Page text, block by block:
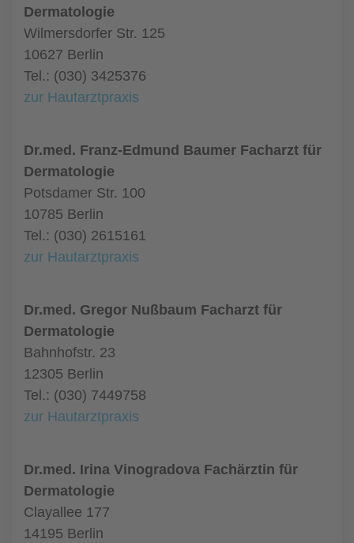
Dermatologie
Wilmersdorfer Str. 125
10627 Berlin
Tel.: (030) 3425376
zur Hautarztpraxis
Dr.med. Franz-Edmund Baumer Facharzt für
Dermatologie
Potsdamer Str. 100
10785 Berlin
Tel.: (030) 2615161
zur Hautarztpraxis
Dr.med. Gregor Nußbaum Facharzt für
Dermatologie
Bahnhofstr. 23
12305 Berlin
Tel.: (030) 7449758
zur Hautarztpraxis
Dr.med. Irina Vinogradova Fachärztin für
Dermatologie
Clayallee 177
14195 Berlin